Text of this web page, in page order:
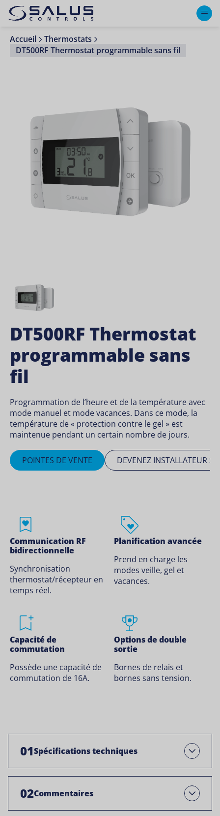
Accueil
Thermostats
DT500RF Thermostat programmable sans fil
DT500RF Thermostat
programmable sans
fil
Programmation de l’heure et de la température avec
mode manuel et mode vacances. Dans ce mode, la
température de « protection contre le gel » est
maintenue pendant un certain nombre de jours.
POINTES DE VENTE DEVENEZ INSTALLATEUR
Communication RF
bidirectionnelle
Synchronisation
thermostat/récepteur en
temps réel.
Planification avancée
Prend en charge les
modes veille, gel et
vacances.
Capacité de
commutation
Possède une capacité de
commutation de 16A.
Options de double
sortie
Bornes de relais et
bornes sans tension.
01Spécifications techniques Ouvrir
02Commentaires Open